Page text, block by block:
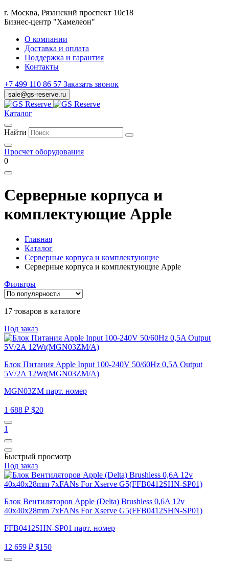
г. Москва, Рязанский проспект 10с18
Бизнес-центр "Хамелеон"
О компании
Доставка и оплата
Поддержка и гарантия
Контакты
+7 499 110 86 57 Заказать звонок
sale@gs-reserve.ru
Каталог
Найти
Просчет оборудования
0
Серверные корпуса и
комплектующие Apple
Главная
Каталог
Серверные корпуса и комплектующие
Серверные корпуса и комплектующие Apple
Фильтры
17 товаров в каталоге
Под заказ
Блок Питания Apple Input 100-240V 50/60Hz 0,5A Output
5V/2A 12Wt(MGN03ZM/A)
MGN03ZM парт. номер
1 688 ₽ $20
1
Быстрый просмотр
Под заказ
Блок Вентиляторов Apple (Delta) Brushless 0,6A 12v
40x40x28mm 7xFANs For Xserve G5(FFB0412SHN-SP01)
FFB0412SHN-SP01 парт. номер
12 659 ₽ $150